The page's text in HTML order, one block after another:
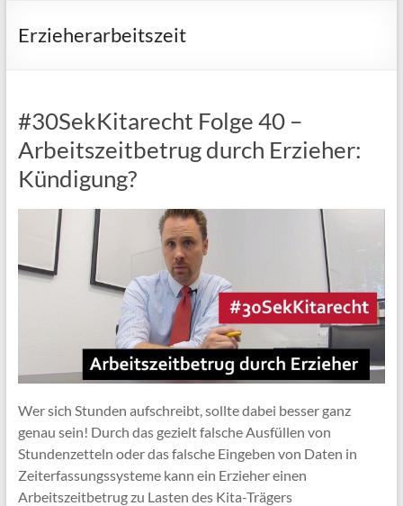
Erzieherarbeitszeit
#30SekKitarecht Folge 40 –
Arbeitszeitbetrug durch Erzieher:
Kündigung?
Wer sich Stunden aufschreibt, sollte dabei besser ganz
genau sein! Durch das gezielt falsche Ausfüllen von
Stundenzetteln oder das falsche Eingeben von Daten in
Zeiterfassungssysteme kann ein Erzieher einen
Arbeitszeitbetrug zu Lasten des Kita-Trägers